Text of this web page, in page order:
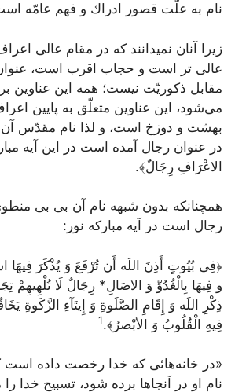
نام به علّت قصور ادراك و فهم عامّه
زيرا آنان نميدانند كه در مقام عالى
عالى تر است و حجاب اقرب است، عنوان
مقابل ذكوريّت نيست؛ همه اين عناوين
مى‌شود، اين عناوين متعلّق به پایين
بهشت و دوزخ است، و لذا نام مقدّس
در عنوان رجال آمده است در اين آيه
الاعْرَافِ رِجَالٌ﴾.
همچنانكه بدون شبهه نام آن بى بى
رجال است در آيه مباركه نور:
﴿فِى بُيُوتٍ أَذِنَ اللَه أَن تُرْفَعَ وَ يُذْكَرَ فِيهَا
و فِيهَا بِالْغُدُوِّ وَ الاصَالِ* رِجَالٌ لَا تُلْهِيهِمْ
ذِكْرِ اللَه وَ إِقَامِ الصَّلَوةِ وَ إِيتَآءِ الزَّكَوةِ
فِيهِ الْقُلُوبُ وَ الأبْصرُ﴾.
1
«در خانه‌هائى كه خدا رخصت داده است
نام او در آنجاها برده شود، تسبيح خدا را